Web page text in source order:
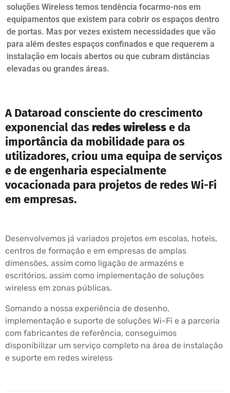
soluções Wireless temos tendência focarmo-nos em
equipamentos que existem para cobrir os espaços dentro
de portas. Mas por vezes existem necessidades que vão
para além destes espaços confinados e que requerem a
instalação em locais abertos ou que cubram distâncias
elevadas ou grandes áreas.
A Dataroad consciente do crescimento
exponencial das redes wirelesse da
importância da mobilidade para os
utilizadores, criou uma equipa de serviços
e de engenharia especialmente
vocacionada para projetos de redes Wi-Fi
em empresas.
Desenvolvemos já variados projetos em escolas, hoteis,
centros de formação e em empresas de amplas
dimensões, assim como ligação de armazéns e
escritórios, assim como implementação de soluções
wireless em zonas públicas.
Somando a nossa experiência de desenho,
implementação e suporte de soluções Wi-Fi e a parceria
com fabricantes de referência, conseguimos
disponibilizar um serviço completo na área de instalação
e suporte em redes wireless